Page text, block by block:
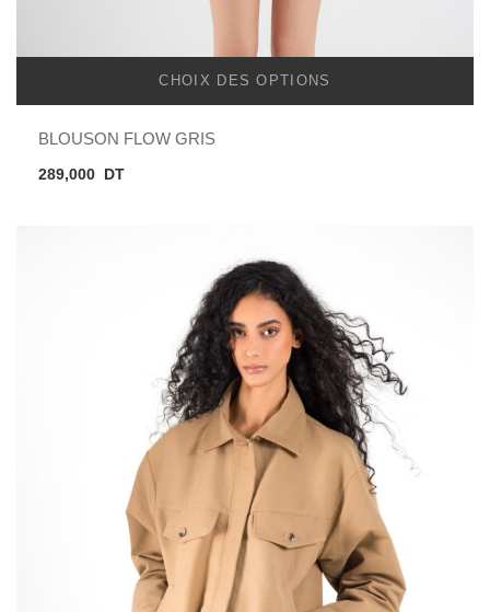
CHOIX DES OPTIONS
BLOUSON FLOW GRIS
289,000 DT